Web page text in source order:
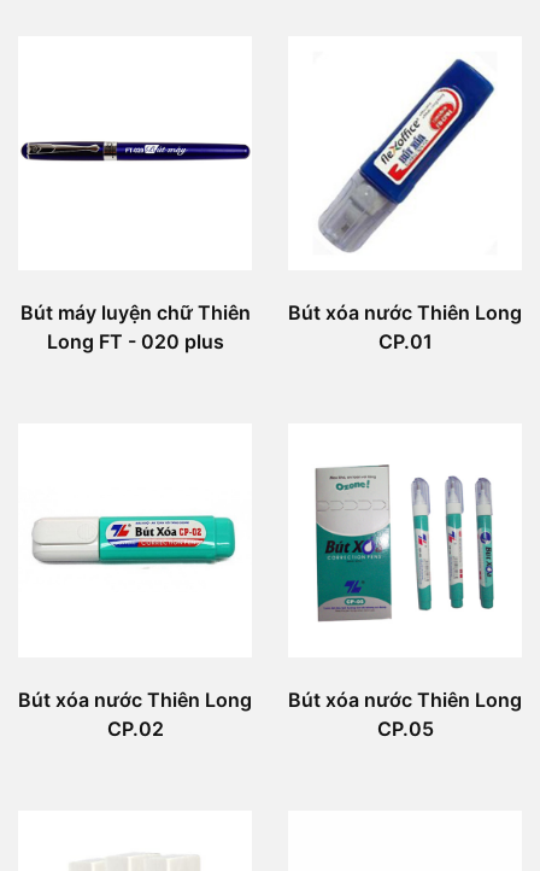
Bút máy luyện chữ Thiên
Long FT - 020 plus
Bút xóa nước Thiên Long
CP.01
Bút xóa nước Thiên Long
CP.02
Bút xóa nước Thiên Long
CP.05